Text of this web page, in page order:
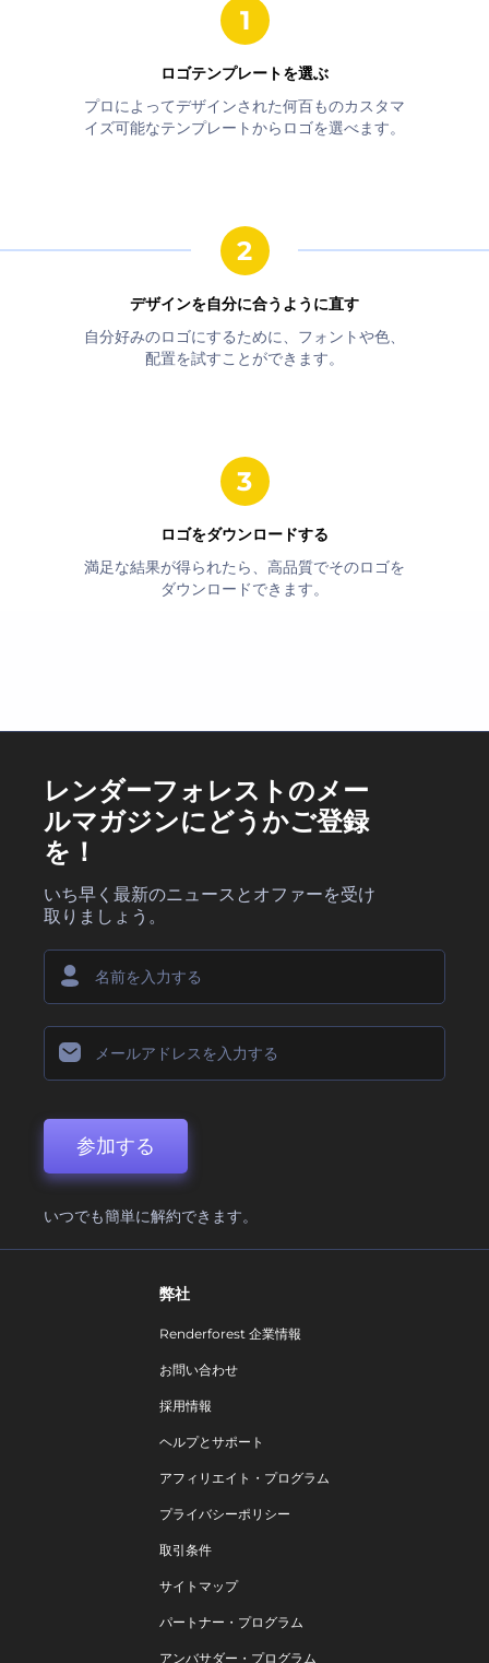
ロゴテンプレートを選ぶ
プロによってデザインされた何百ものカスタマ
イズ可能なテンプレートからロゴを選べます。
デザインを自分に合うように直す
自分好みのロゴにするために、フォントや色、
配置を試すことができます。
ロゴをダウンロードする
満足な結果が得られたら、高品質でそのロゴを
ダウンロードできます。
レンダーフォレストのメー
ルマガジンにどうかご登録
を！
いち早く最新のニュースとオファーを受け
取りましょう。
参加する
いつでも簡単に解約できます。
弊社
Renderforest 企業情報
お問い合わせ
採用情報
ヘルプとサポート
アフィリエイト・プログラム
プライバシーポリシー
取引条件
サイトマップ
パートナー・プログラム
アンバサダー・プログラム